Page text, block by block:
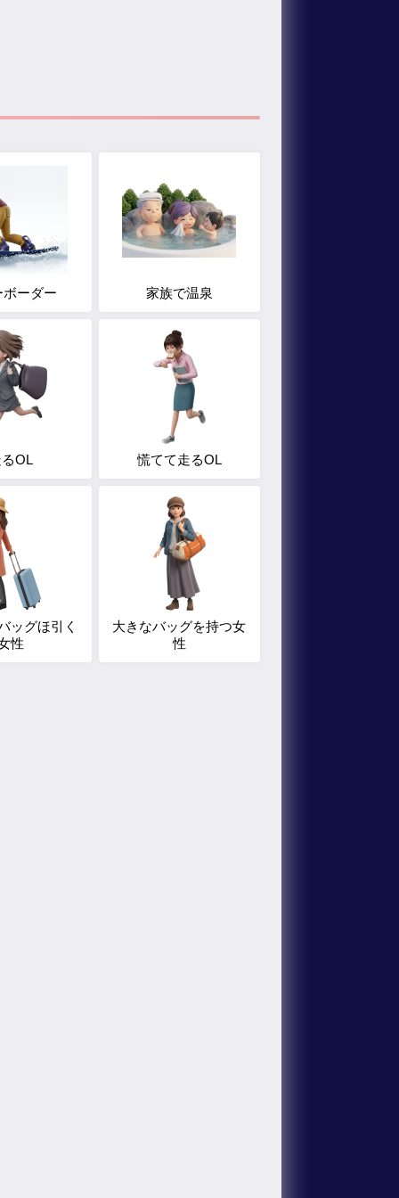
ボーダー 家族で温泉
OL 慌てて走るOL
ッグほ引く
性
大きなバッグを持つ女
性